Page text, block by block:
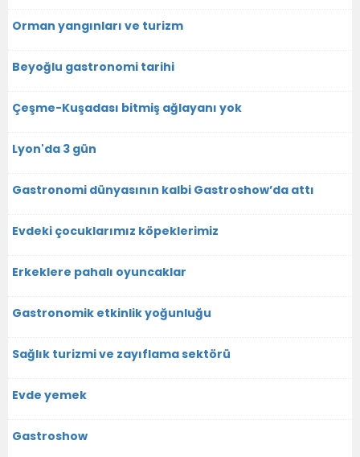
Orman yangınları ve turizm
Beyoğlu gastronomi tarihi
Çeşme-Kuşadası bitmiş ağlayanı yok
Lyon'da 3 gün
Gastronomi dünyasının kalbi Gastroshow’da attı
Evdeki çocuklarımız köpeklerimiz
Erkeklere pahalı oyuncaklar
Gastronomik etkinlik yoğunluğu
Sağlık turizmi ve zayıflama sektörü
Evde yemek
Gastroshow